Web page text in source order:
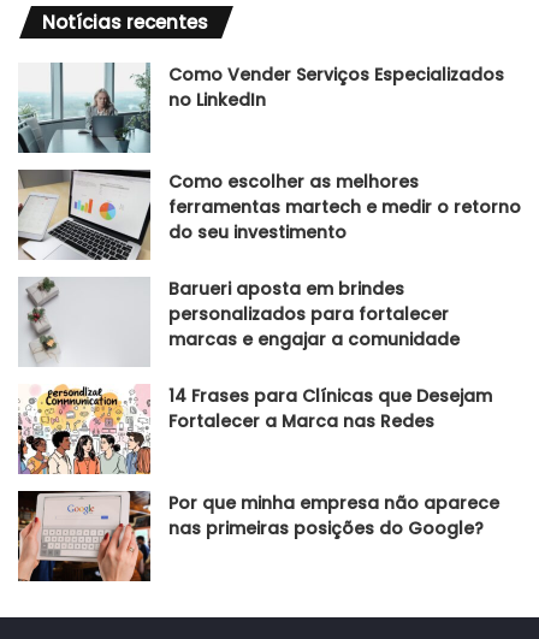
Notícias recentes
Como Vender Serviços Especializados
no LinkedIn
Como escolher as melhores
ferramentas martech e medir o retorno
do seu investimento
Barueri aposta em brindes
personalizados para fortalecer
marcas e engajar a comunidade
14 Frases para Clínicas que Desejam
Fortalecer a Marca nas Redes
Por que minha empresa não aparece
nas primeiras posições do Google?